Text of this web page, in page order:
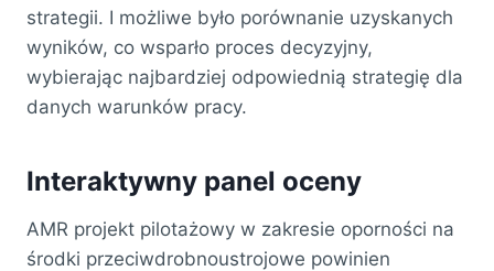
strategii. I możliwe było porównanie uzyskanych
wyników, co wsparło proces decyzyjny,
wybierając najbardziej odpowiednią strategię dla
danych warunków pracy.
Interaktywny panel oceny
AMR projekt pilotażowy w zakresie oporności na
środki przeciwdrobnoustrojowe powinien